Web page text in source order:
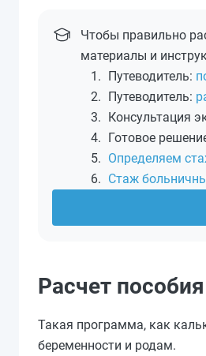
Чтобы правильно
материалы и
Путеводитель:
Путеводитель:
Консультация
Готовое
Определяем
Стаж
Расчет
Такая программа, как
беременности и родам.